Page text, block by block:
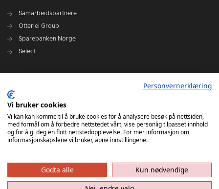
Samarbeidspartnere
Otterlei Group
Sparebanken Norge
Select
Spillerstall
Administrasjon
Styret
Personvernerklæring
Vi bruker cookies
Vi kan kan komme til å bruke cookies for å analysere besøk på nettsiden,
med formål om å forbedre nettstedet vårt, vise personlig tilpasset innhold
og for å gi deg en flott nettstedopplevelse. For mer informasjon om
informasjonskapslene vi bruker, åpne innstillingene.
Godta alle
Kun nødvendige